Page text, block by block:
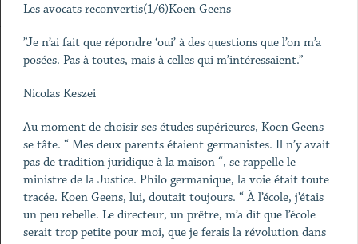
Les avocats reconvertis(1/6)Koen Geens
”Je n’ai fait que répondre ‘oui’ à des questions que l’on m’a
posées. Pas à toutes, mais à celles qui m’intéressaient.”
Nicolas Keszei
Au moment de choisir ses études supérieures, Koen Geens
se tâte. “ Mes deux parents étaient germanistes. Il n’y avait
pas de tradition juridique à la maison “, se rappelle le
ministre de la Justice. Philo germanique, la voie était toute
tracée. Koen Geens, lui, doutait toujours. “ À l’école, j’étais
un peu rebelle. Le directeur, un prêtre, m’a dit que l’école
serait trop petite pour moi, que je ferais la révolution dans